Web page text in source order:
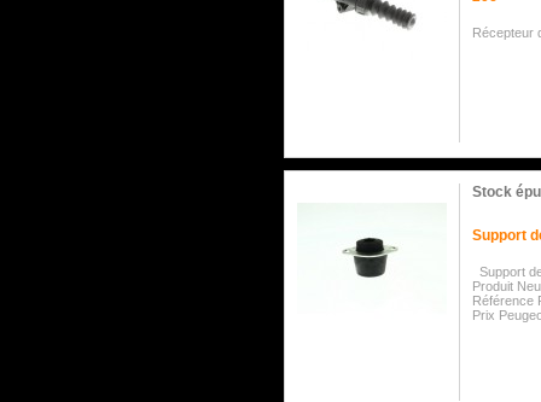
Récepteur
Stock
Support
Support
Produit
Référence
Prix